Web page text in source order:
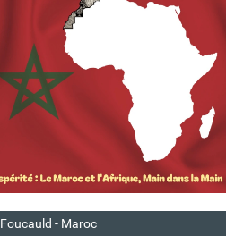
- Maroc